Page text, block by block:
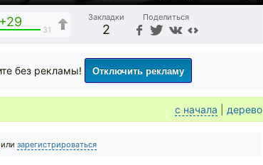
+29
31
Закладки
2
Поделиться
без рекламы! Отключить рекламу
с начала дерево
или зарегистрироваться